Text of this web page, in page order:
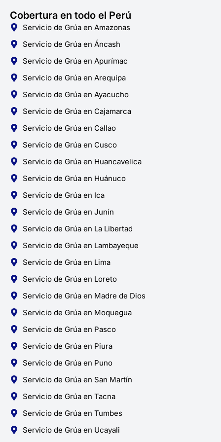
Cobertura en todo el Perú
Servicio de Grúa en Amazonas
Servicio de Grúa en Áncash
Servicio de Grúa en Apurímac
Servicio de Grúa en Arequipa
Servicio de Grúa en Ayacucho
Servicio de Grúa en Cajamarca
Servicio de Grúa en Callao
Servicio de Grúa en Cusco
Servicio de Grúa en Huancavelica
Servicio de Grúa en Huánuco
Servicio de Grúa en Ica
Servicio de Grúa en Junín
Servicio de Grúa en La Libertad
Servicio de Grúa en Lambayeque
Servicio de Grúa en Lima
Servicio de Grúa en Loreto
Servicio de Grúa en Madre de Dios
Servicio de Grúa en Moquegua
Servicio de Grúa en Pasco
Servicio de Grúa en Piura
Servicio de Grúa en Puno
Servicio de Grúa en San Martín
Servicio de Grúa en Tacna
Servicio de Grúa en Tumbes
Servicio de Grúa en Ucayali